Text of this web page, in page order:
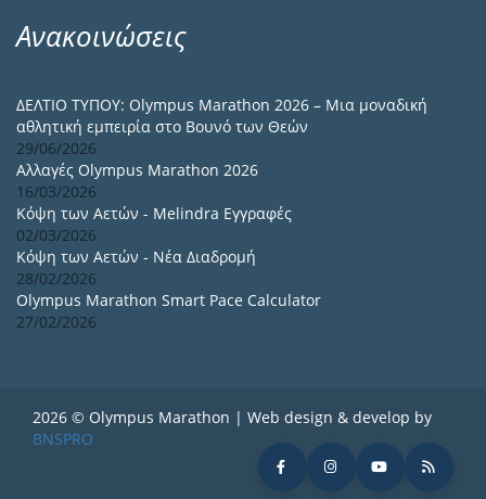
Ανακοινώσεις
ΔΕΛΤΙΟ ΤΥΠΟΥ: Olympus Marathon 2026 – Μια μοναδική
αθλητική εμπειρία στο Βουνό των Θεών
29/06/2026
Αλλαγές Olympus Marathon 2026
16/03/2026
Κόψη των Αετών - Melindra Εγγραφές
02/03/2026
Κόψη των Αετών - Νέα Διαδρομή
28/02/2026
Olympus Marathon Smart Pace Calculator
27/02/2026
2026 © Olympus Marathon | Web design & develop by
BNSPRO